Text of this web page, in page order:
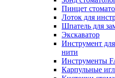
Пинцет
Лоток для
Шпатель для
Экскаватор
Инструмент
нити
Инструменты
Карпульные